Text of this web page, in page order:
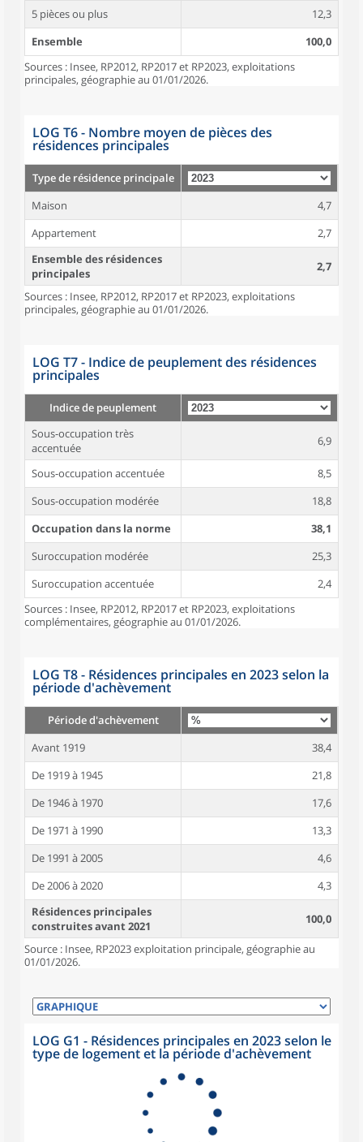
5 pièces ou plus
12,3
Ensemble
100,0
Sources : Insee, RP2012, RP2017 et RP2023, exploitations
principales, géographie au 01/01/2026.
LOG T6 - Nombre moyen de pièces des
résidences principales
Type de résidence principale
Maison
4,7
Appartement
2,7
Ensemble des résidences
principales
2,7
Sources : Insee, RP2012, RP2017 et RP2023, exploitations
principales, géographie au 01/01/2026.
LOG T7 - Indice de peuplement des résidences
principales
Indice de peuplement
Sous-occupation très
accentuée
6,9
Sous-occupation accentuée
8,5
Sous-occupation modérée
18,8
Occupation dans la norme
38,1
Suroccupation modérée
25,3
Suroccupation accentuée
2,4
Sources : Insee, RP2012, RP2017 et RP2023, exploitations
complémentaires, géographie au 01/01/2026.
LOG T8 - Résidences principales en 2023 selon la
période d'achèvement
Période d'achèvement
Avant 1919
38,4
De 1919 à 1945
21,8
De 1946 à 1970
17,6
De 1971 à 1990
13,3
De 1991 à 2005
4,6
De 2006 à 2020
4,3
Résidences principales
construites avant 2021
100,0
Source : Insee, RP2023 exploitation principale, géographie au
01/01/2026.
LOG G1 - Résidences principales en 2023 selon le
type de logement et la période d'achèvement